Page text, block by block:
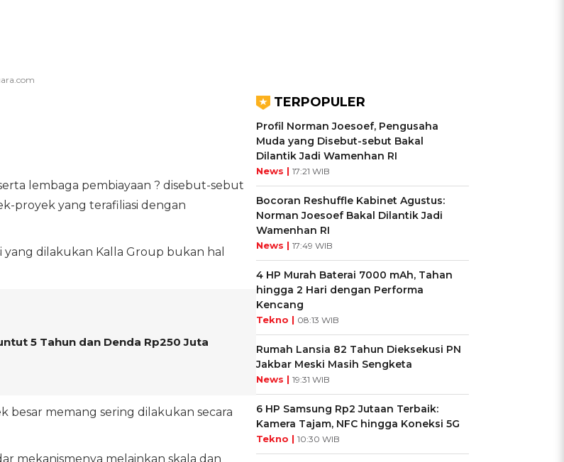
lembaga pembiayaan ? disebut-sebut
proyek yang terafiliasi dengan
yang dilakukan Kalla Group bukan hal
5 Tahun dan Denda Rp250 Juta
besar memang sering dilakukan secara
mekanismenya melainkan skala dan
TERPOPULER
Profil Norman Joesoef, Pengusaha
Muda yang Disebut-sebut Bakal
Dilantik Jadi Wamenhan RI
News | 17:21 WIB
Bocoran Reshuffle Kabinet Agustus:
Norman Joesoef Bakal Dilantik Jadi
Wamenhan RI
News | 17:49 WIB
4 HP Murah Baterai 7000 mAh, Tahan
hingga 2 Hari dengan Performa
Kencang
Tekno | 08:13 WIB
Rumah Lansia 82 Tahun Dieksekusi PN
Jakbar Meski Masih Sengketa
News | 19:31 WIB
6 HP Samsung Rp2 Jutaan Terbaik:
Kamera Tajam, NFC hingga Koneksi 5G
Tekno | 10:30 WIB